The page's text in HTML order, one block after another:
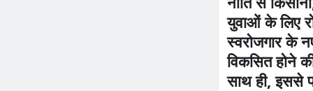
युवाओं के लिए
स्वरोजगार के
विकसित होने
साथ ही, इससे